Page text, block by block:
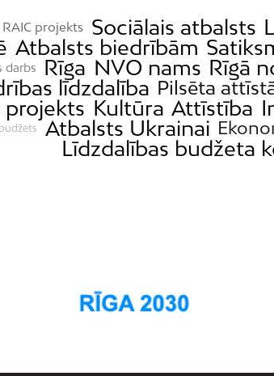
RAIC projekts Sociālais atbalsts
Atbalsts biedrībām
darbs Rīga NVO nams Rīgā
līdzdalība Pilsēta
projekts Kultūra Attīstība
Atbalsts Ukrainai
Līdzdalības budžeta